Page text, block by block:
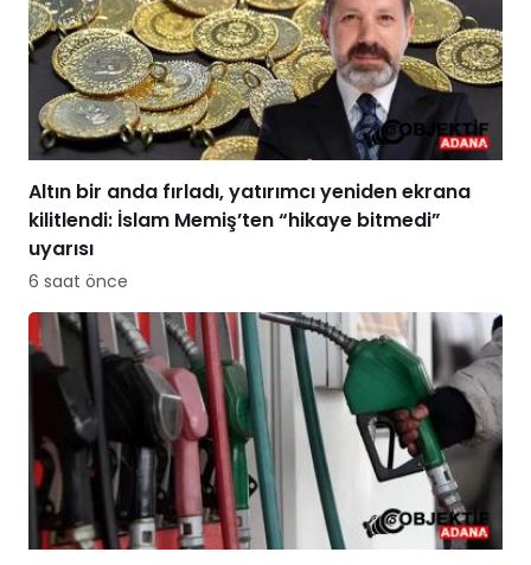
Altın bir anda fırladı, yatırımcı yeniden ekrana
kilitlendi: İslam Memiş’ten “hikaye bitmedi”
uyarısı
6 saat önce